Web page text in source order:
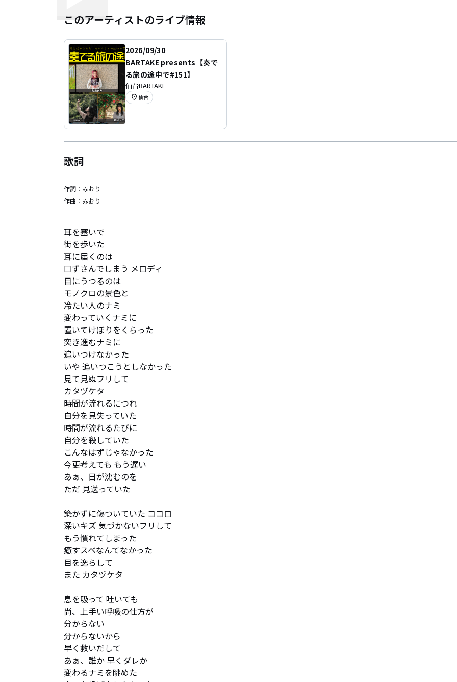
このアーティストのライブ情報
2026/09/30
BARTAKE presents【奏で
る旅の途中で#151】
仙台BARTAKE
location_on 仙台
歌詞
作詞： みおり
作曲： みおり
耳を塞いで
街を歩いた
耳に届くのは
口ずさんでしまう メロディ
目にうつるのは
モノクロの景色と
冷たい人のナミ
変わっていくナミに
置いてけぼりをくらった
突き進むナミに
追いつけなかった
いや 追いつこうとしなかった
見て見ぬフリして
カタヅケタ
時間が流れるにつれ
自分を見失っていた
時間が流れるたびに
自分を殺していた
こんなはずじゃなかった
今更考えても もう遅い
あぁ、日が沈むのを
ただ 見送っていた
築かずに傷ついていた ココロ
深いキズ 気づかないフリして
もう慣れてしまった
癒すスベなんてなかった
目を逸らして
また カタヅケタ
息を吸って 吐いても
尚、上手い呼吸の仕方が
分からない
分からないから
早く救いだして
あぁ、誰か 早くダレか
変わるナミを眺めた